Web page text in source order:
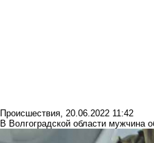
Происшествия, 20.06.2022 11:42
В Волгоградской области